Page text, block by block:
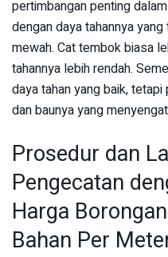
pertimbangan penting
dengan daya tahannya
mewah. Cat tembok biasa
tahannya lebih rendah.
daya tahan yang baik,
dan baunya yang
Prosedur dan
Pengecatan
Harga
Bahan Per